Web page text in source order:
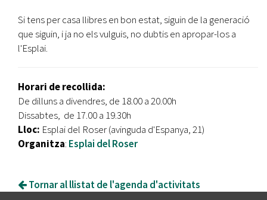
Si tens per casa llibres en bon estat, siguin de la generació
que siguin, i ja no els vulguis, no dubtis en apropar-los a
l'Esplai.
Horari de recollida:
De dilluns a divendres, de 18.00 a 20.00h
Dissabtes, de 17.00 a 19.30h
Lloc: Esplai del Roser (avinguda d'Espanya, 21)
Organitza: Esplai del Roser
Tornar al llistat de l'agenda d'activitats